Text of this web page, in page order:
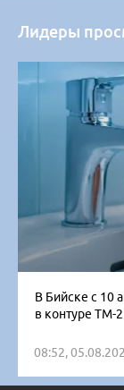
Лидеры
В Бийске с 10
в контуре ТМ-2
08:52,